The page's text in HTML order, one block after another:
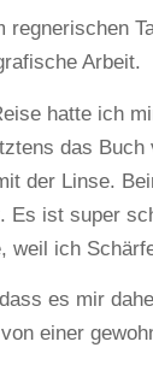
regnerischen
Arbeit.
hatte ich
das Buch
der Linse.
Es ist super
weil ich
es mir
einer